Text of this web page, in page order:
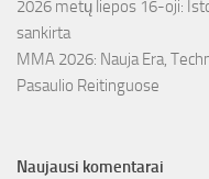
2026 metų liepos 16-oji:
sankirta
MMA 2026: Nauja Era,
Pasaulio Reitinguose
Naujausi komentarai